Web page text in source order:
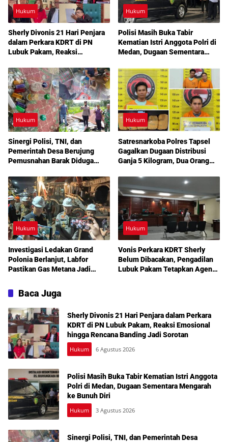
Hukum
Sherly Divonis 21 Hari Penjara
dalam Perkara KDRT di PN
Lubuk Pakam, Reaksi
Banding Jadi Sorotan
Hukum
Polisi Masih Buka Tabir
Kematian Istri Anggota Polri di
Medan, Dugaan Sementara
Hukum
Sinergi Polisi, TNI, dan
Pemerintah Desa Berujung
Pemusnahan Barak Diduga
Hukum
Satresnarkoba Polres Tapsel
Gagalkan Dugaan Distribusi
Ganja 5 Kilogram, Dua Orang
Hukum
Investigasi Ledakan Grand
Polonia Berlanjut, Labfor
Pastikan Gas Metana Jadi
Hukum
Vonis Perkara KDRT Sherly
Belum Dibacakan, Pengadilan
Lubuk Pakam Tetapkan Agenda
Baca Juga
Sherly Divonis 21 Hari Penjara dalam Perkara
KDRT di PN Lubuk Pakam, Reaksi Emosional
hingga Rencana Banding Jadi Sorotan
Hukum 6 Agustus 2026
Polisi Masih Buka Tabir Kematian Istri Anggota
Polri di Medan, Dugaan Sementara Mengarah
ke Bunuh Diri
Hukum 3 Agustus 2026
Sinergi Polisi, TNI, dan Pemerintah Desa